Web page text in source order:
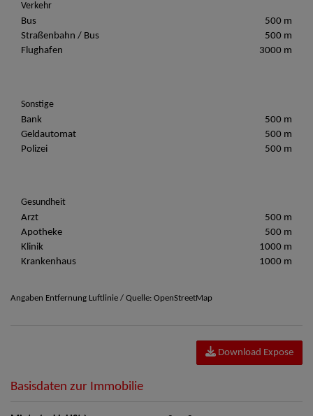
Verkehr
Bus
500 m
Straßenbahn / Bus
500 m
Flughafen
3000 m
Sonstige
Bank
500 m
Geldautomat
500 m
Polizei
500 m
Gesundheit
Arzt
500 m
Apotheke
500 m
Klinik
1000 m
Krankenhaus
1000 m
Angaben Entfernung Luftlinie / Quelle: OpenStreetMap
Download Expose
Basisdaten zur Immobilie